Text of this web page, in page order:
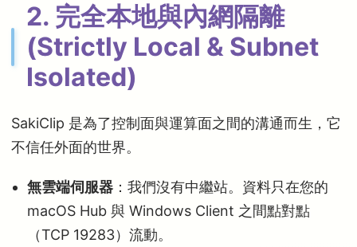
2. 完全本地與內網隔離
(Strictly Local & Subnet
Isolated)
SakiClip 是為了控制面與運算面之間的溝通而生，它
不信任外面的世界。
無雲端伺服器 ：我們沒有中繼站。資料只在您的
macOS Hub 與 Windows Client 之間點對點
（TCP 19283）流動。